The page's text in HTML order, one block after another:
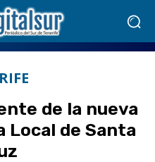
de la nueva
Local de Santa